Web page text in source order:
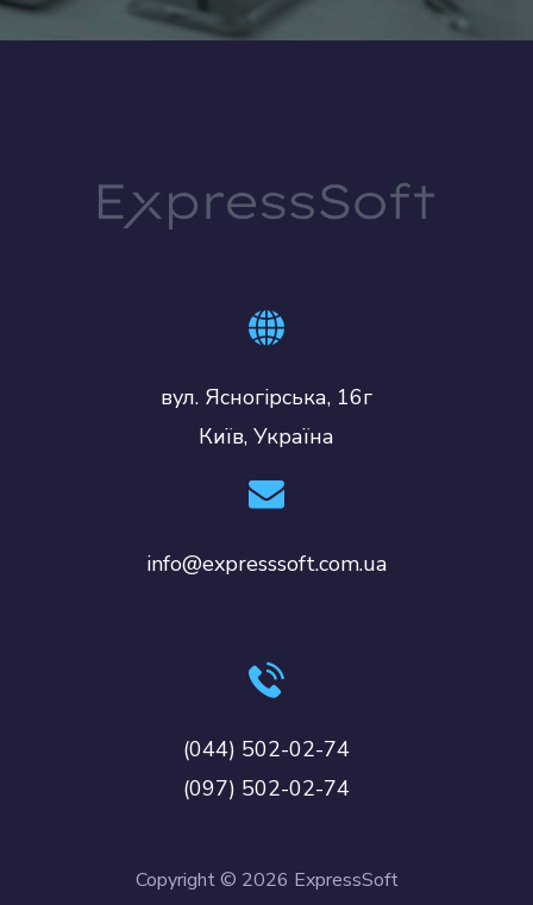
вул. Ясногірська, 16г
Київ, Україна
info@expresssoft.com.ua
(044) 502-02-74
(097) 502-02-74
Copyright © 2026 ExpressSoft